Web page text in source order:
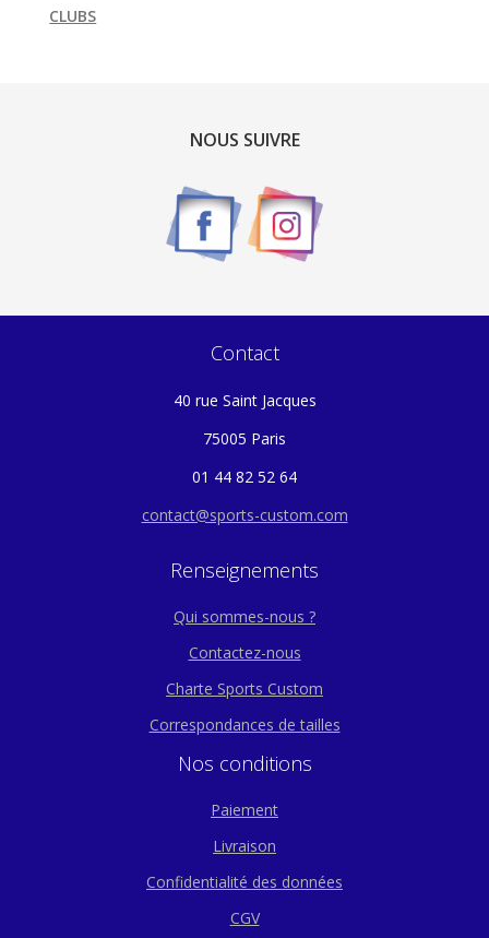
CLUBS
NOUS SUIVRE
Contact
40 rue Saint Jacques
75005 Paris
01 44 82 52 64
contact@sports-custom.com
Renseignements
Qui sommes-nous ?
Contactez-nous
Charte Sports Custom
Correspondances de tailles
Nos conditions
Paiement
Livraison
Confidentialité des données
CGV